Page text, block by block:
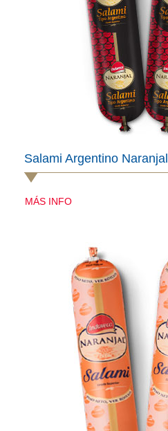
Salami Argentino Naranjal
MÁS INFO